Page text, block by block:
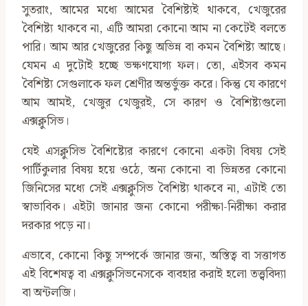
সুতরাং, আমের মধ্যে আমের বৈশিষ্ট্যই থাকবে, খেজুরের
বৈশিষ্ট্য থাকবে না, এটি আমরা কোনো আম না কেটেই বলতে
পারি। আম আর খেজুরের কিছু অভিন্ন বা কমন বৈশিষ্ট্য আছে।
যেমন এ দুটোই হচ্ছে ভক্ষণযোগ্য ফল। তো, এইসব কমন
বৈশিষ্ট্য সেগুলাকে ফল শ্রেণীর অন্তর্ভুক্ত করে। কিন্তু যে কারণে
আম আমই, খেজুর খেজুরই, সে কারণ ও বৈশিষ্ট্যগুলো
এক্সক্লুসিভ।
যেই এসক্লুসিভ বৈশিষ্ট্যের কারণে কোনো একটা বিষয় সেই
পার্টিকুলার বিষয় হয়ে ওঠে, অন্য কোনো বা ভিন্নতর কোনো
জিনিসের মধ্যে সেই এক্সক্লুসিভ বৈশিষ্ট্য থাকবে না, এটাই তো
স্বাভাবিক। এইটা জানার জন্য কোনো পরীক্ষা-নিরীক্ষা করার
দরকার পড়ে না।
এভাবে, কোনো কিছু সম্পর্কে জানার জন্য, অস্তিত্ব বা সত্তাগত
এই বিশেষত্ব বা এক্সক্লুসিভনেসকে ব্যবহার করাই হলো তত্ত্ববিদ্যা
বা অন্টলজি।